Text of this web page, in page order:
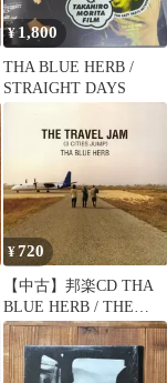
¥ 1,800
THA BLUE HERB /
STRAIGHT DAYS
¥720
【中古】邦楽CD THA
BLUE HERB / THE
TRAVEL JAM (LIFE
STORYの初回特典CD)